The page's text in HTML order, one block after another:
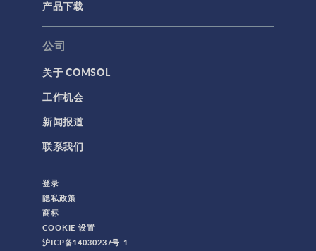
产品下载
公司
关于 COMSOL
工作机会
新闻报道
联系我们
登录
隐私政策
商标
COOKIE 设置
沪ICP备14030237号-1